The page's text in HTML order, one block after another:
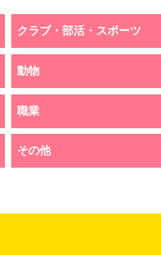
クラブ・部活・スポーツ
動物
職業
その他